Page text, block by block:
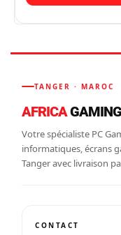
TANGER · MAROC
AFRICA
Votre spécialiste PC
informatiques, écrans
Tanger avec livraison
CONTACT